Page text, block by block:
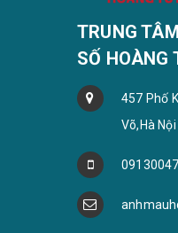
TRUNG
SỐ HOÀNG
457 Phố
Võ,Hà Nội